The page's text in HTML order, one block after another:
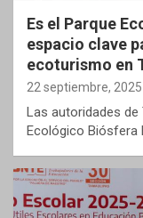
Es el Parque
espacio clave
ecoturismo en
22 septiembre, 2025
Las autoridades de
Ecológico Biósfera